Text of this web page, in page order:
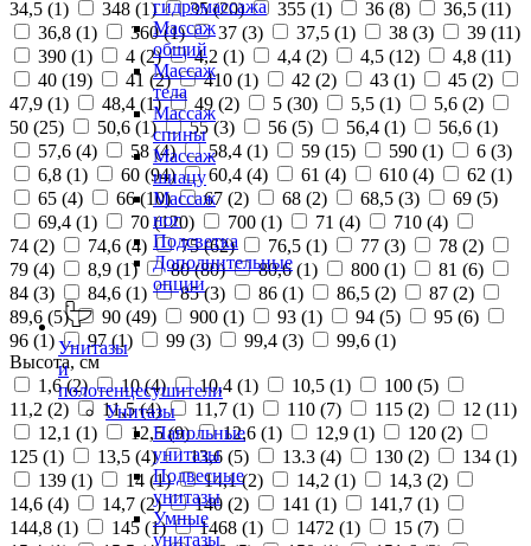
гидромассажа
Массаж
общий
Массаж
тела
Массаж
спины
Массаж
шиацу
Массаж
ног
Подсветка
Дополнительные
опции
Унитазы
и
полотенцесушители
Унитазы
Напольные
унитазы
Подвесные
унитазы
Умные
унитазы
34,5 (1) 348 (1) 35 (20) 355 (1) 36 (8) 36,5 (11)
36,8 (1) 360 (1) 37 (3) 37,5 (1) 38 (3) 39 (11)
390 (1) 4 (2) 4,2 (1) 4,4 (2) 4,5 (12) 4,8 (11)
40 (19) 41 (2) 410 (1) 42 (2) 43 (1) 45 (2)
47,9 (1) 48,4 (1) 49 (2) 5 (30) 5,5 (1) 5,6 (2)
50 (25) 50,6 (1) 55 (3) 56 (5) 56,4 (1) 56,6 (1)
57,6 (4) 58 (4) 58,4 (1) 59 (15) 590 (1) 6 (3)
6,8 (1) 60 (94) 60,4 (4) 61 (4) 610 (4) 62 (1)
65 (4) 66 (10) 67 (2) 68 (2) 68,5 (3) 69 (5)
69,4 (1) 70 (120) 700 (1) 71 (4) 710 (4)
74 (2) 74,6 (4) 75 (62) 76,5 (1) 77 (3) 78 (2)
79 (4) 8,9 (1) 80 (80) 80,6 (1) 800 (1) 81 (6)
84 (3) 84,6 (1) 85 (3) 86 (1) 86,5 (2) 87 (2)
89,6 (5) 90 (49) 900 (1) 93 (1) 94 (5) 95 (6)
96 (1) 97 (1) 99 (3) 99,4 (3) 99,6 (1)
Высота, см
1,6 (2) 10 (4) 10,4 (1) 10,5 (1) 100 (5)
11,2 (2) 11,5 (4) 11,7 (1) 110 (7) 115 (2) 12 (11)
12,1 (1) 12,5 (9) 12,6 (1) 12,9 (1) 120 (2)
125 (1) 13,5 (4) 13,6 (5) 13.3 (4) 130 (2) 134 (1)
139 (1) 14 (1) 14,1 (2) 14,2 (1) 14,3 (2)
14,6 (4) 14,7 (2) 140 (2) 141 (1) 141,7 (1)
144,8 (1) 145 (1) 1468 (1) 1472 (1) 15 (7)